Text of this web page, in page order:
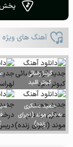
پخش
آهنگ های ویژه
گرشا رضائی
کبوتر امّید
حمید عسکری
به دلم موند (اجرای
زنده)